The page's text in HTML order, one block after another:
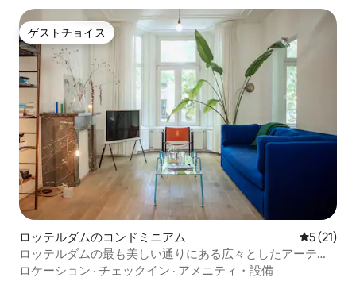
ゲストチョイス
ゲストチョイス
ロッテルダムのコンドミニアム レビュー
5 (21)
ロッテルダムの最も美しい通りにある広々としたアーティ
ストの家
ロケーション · チェックイン · アメニティ・設備